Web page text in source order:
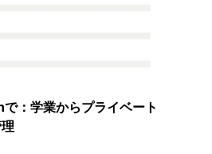
：学業からプライベート